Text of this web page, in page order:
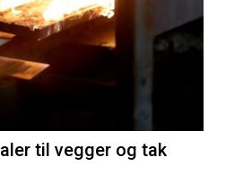
til vegger og tak